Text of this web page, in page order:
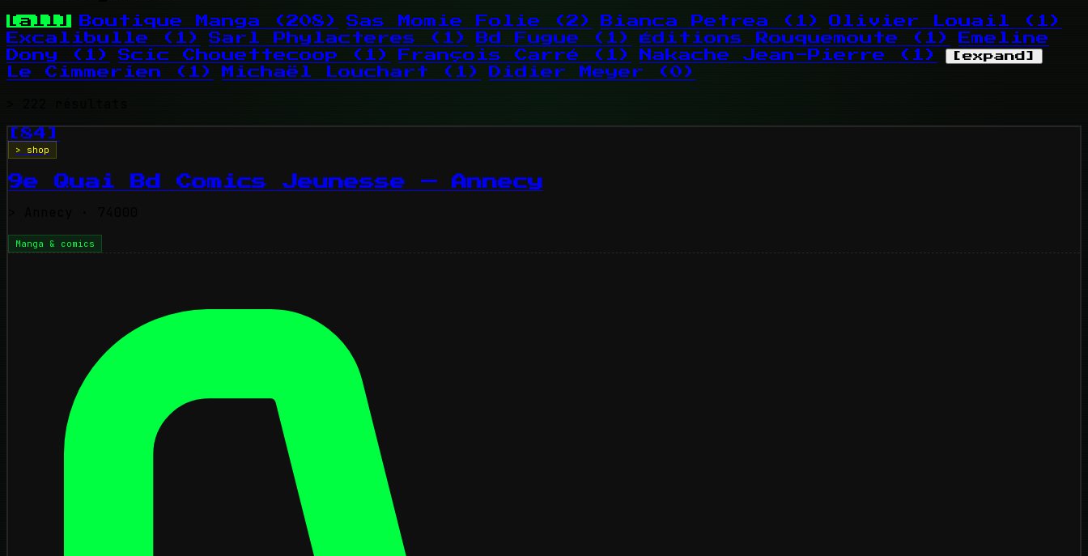
[all]
Boutique Manga (208) Sas Momie Folie (2) Bianca Petrea (1) Olivier Louail
(1)
Excalibulle
(1) Sarl Phylacteres (1) Bd Fugue (1) Éditions Rouquemoute (1)
Emeline
Dony
(1) Scic Chouettecoop (1) François Carré (1) Nakache Jean-Pierre (1) [expand]
Le Cimmerien (1) Michaël Louchart (1) Didier Meyer (0)
[84]
> shop
9e Quai Bd Comics Jeunesse — Annecy
Manga & comics